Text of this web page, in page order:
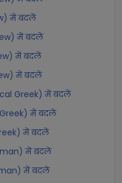
में बदलें
में बदलें
में बदलें
में बदलें
Greek) में बदलें
में बदलें
में बदलें
में बदलें
में बदलें